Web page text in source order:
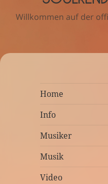
Willkommen auf der
Home
Info
Musiker
Musik
Video